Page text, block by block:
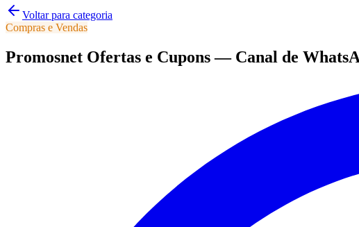
Voltar para categoria
Compras e Vendas
Promosnet Ofertas e Cupons— Canal de